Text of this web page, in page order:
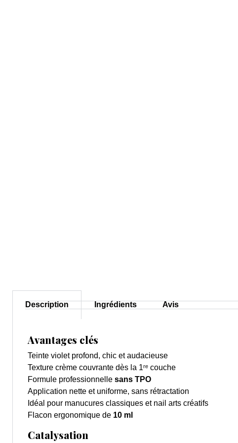
Description Ingrédients Avis
Avantages clés
Teinte violet profond, chic et audacieuse
Texture crème couvrante dès la 1ʳᵉ couche
Formule professionnelle sans TPO
Application nette et uniforme, sans rétractation
Idéal pour manucures classiques et nail arts créatifs
Flacon ergonomique de 10 ml
Catalysation